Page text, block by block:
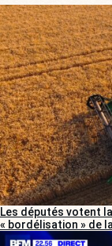
Les députés votent
« bordélisation » de